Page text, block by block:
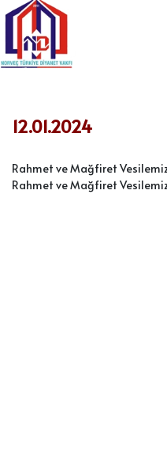
12.01.2024
Rahmet ve Mağfiret
Rahmet ve Mağfiret